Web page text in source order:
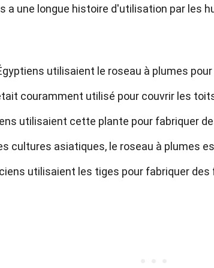
a une longue histoire d'utilisation par les
utilisaient le roseau à plumes
couramment utilisé pour couvrir les
utilisaient cette plante pour fabriquer
cultures asiatiques, le roseau à plumes
utilisaient les tiges pour fabriquer des